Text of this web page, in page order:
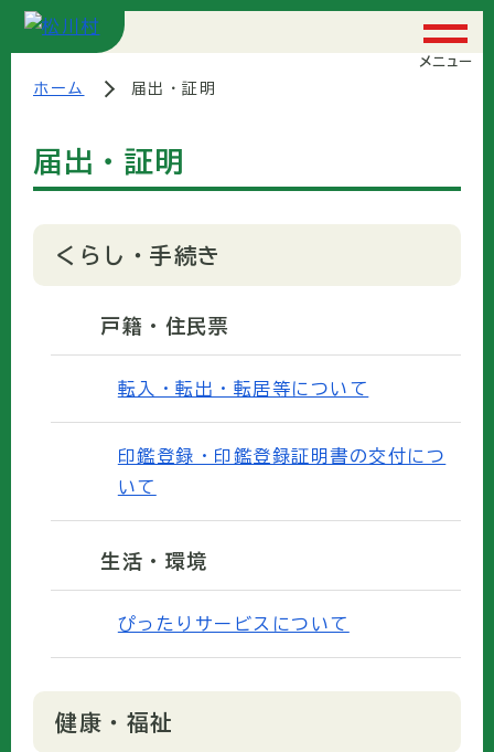
メニュー
ホーム 届出・証明
届出・証明
くらし・手続き
戸籍・住民票
転入・転出・転居等について
印鑑登録・印鑑登録証明書の交付につ
いて
生活・環境
ぴったりサービスについて
健康・福祉